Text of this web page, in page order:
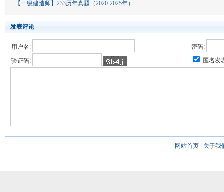
【一级建造师】233历年真题（2020-2025年）
发表评论
用户名:
密码:
验证码:
匿名发
网站首页| 关于我